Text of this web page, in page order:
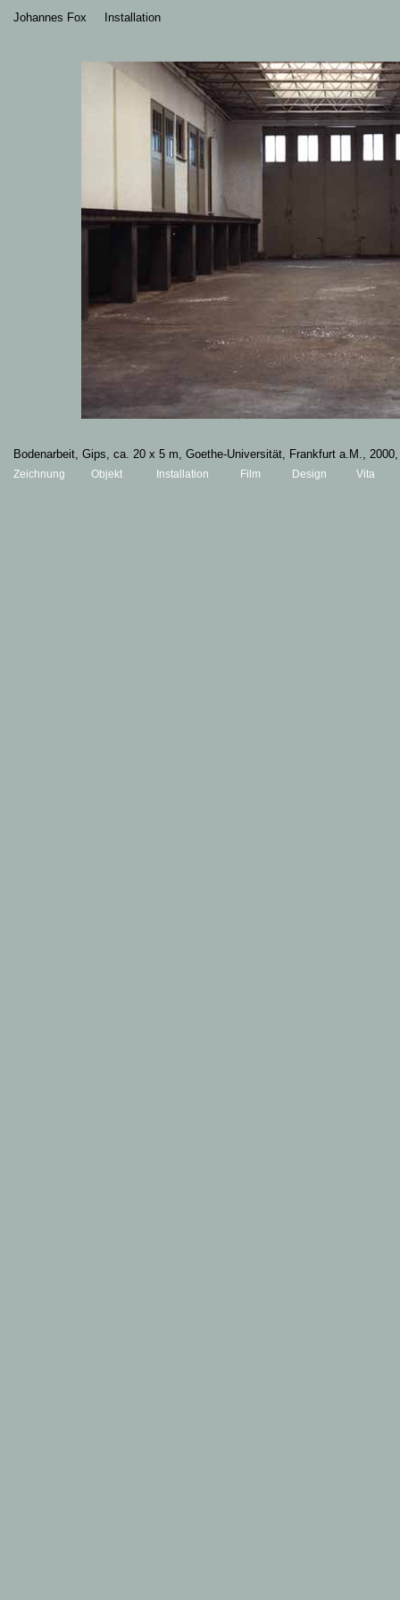
Johannes Fox Installation
Bodenarbeit, Gips, ca. 20 x 5 m, Goethe-Universität, Frankfurt a.M., 2000,
Zeichnung
Objekt Installation Film Design Vita